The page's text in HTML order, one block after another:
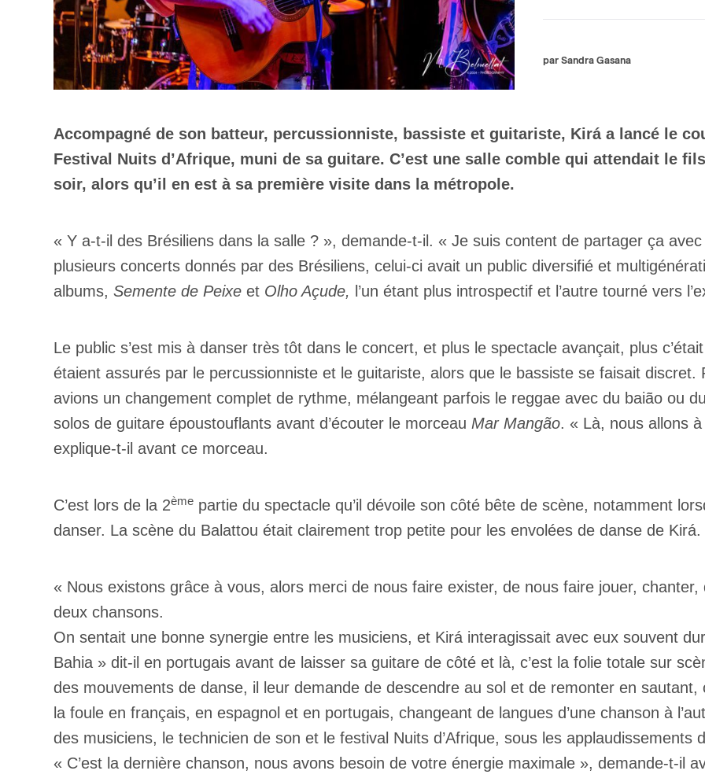
par Sandra Gasana
Accompagné de son batteur, percussionniste, bassiste et guitariste, Kirá a lancé le
Festival Nuits d’Afrique, muni de sa guitare. C’est une salle comble qui attendait le
soir, alors qu’il en est à sa première visite dans la métropole.
« Y a-t-il des Brésiliens dans la salle ? », demande-t-il. « Je suis content de partager ça
plusieurs concerts donnés par des Brésiliens, celui-ci avait un public diversifié et
albums, Semente de Peixe et Olho Açude, l’un étant plus introspectif et l’autre tourné vers
Le public s’est mis à danser très tôt dans le concert, et plus le spectacle avançait, plus
étaient assurés par le percussionniste et le guitariste, alors que le bassiste se faisait
avions un changement complet de rythme, mélangeant parfois le reggae avec du baião ou
solos de guitare époustouflants avant d’écouter le morceau Mar Mangão. « Là, nous allons
explique-t-il avant ce morceau.
C’est lors de la 2ème partie du spectacle qu’il dévoile son côté bête de scène, notamment
danser. La scène du Balattou était clairement trop petite pour les envolées de danse de Kirá.
« Nous existons grâce à vous, alors merci de nous faire exister, de nous faire jouer,
deux chansons.
On sentait une bonne synergie entre les musiciens, et Kirá interagissait avec eux souvent
Bahia » dit-il en portugais avant de laisser sa guitare de côté et là, c’est la folie totale sur
des mouvements de danse, il leur demande de descendre au sol et de remonter en sautant,
la foule en français, en espagnol et en portugais, changeant de langues d’une chanson à
des musiciens, le technicien de son et le festival Nuits d’Afrique, sous les applaudissements
« C’est la dernière chanson, nous avons besoin de votre énergie maximale », demande-t-il